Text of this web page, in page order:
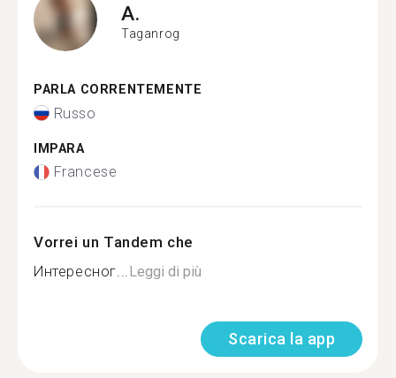
A.
Taganrog
PARLA CORRENTEMENTE
Russo
IMPARA
Francese
Vorrei un Tandem che
Интересног...Leggi di più
Scarica la app